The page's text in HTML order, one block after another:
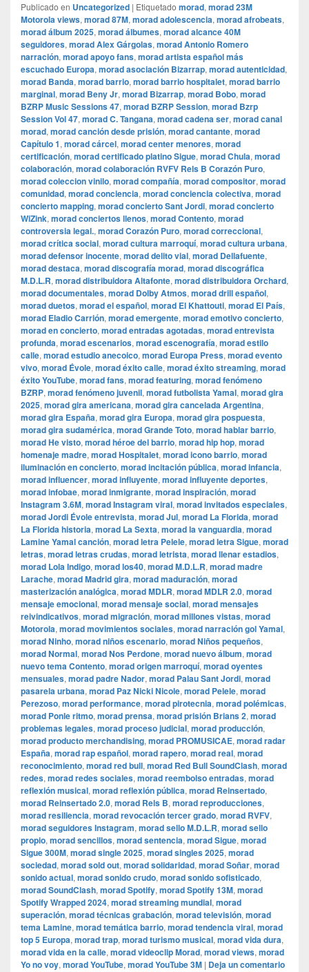
Publicado en Uncategorized | Etiquetado morad, morad 23M
Motorola views, morad 87M, morad adolescencia, morad afrobeats,
morad álbum 2025, morad álbumes, morad alcance 40M
seguidores, morad Alex Gárgolas, morad Antonio Romero
narración, morad apoyo fans, morad artista español más
escuchado Europa, morad asociación Bizarrap, morad autenticidad,
morad Banda, morad barrio, morad barrio hospitalet, morad barrio
marginal, morad Beny Jr, morad Bizarrap, morad Bobo, morad
BZRP Music Sessions 47, morad BZRP Session, morad Bzrp
Session Vol 47, morad C. Tangana, morad cadena ser, morad canal
morad, morad canción desde prisión, morad cantante, morad
Capítulo 1, morad cárcel, morad center menores, morad
certificación, morad certificado platino Sigue, morad Chula, morad
colaboración, morad colaboración RVFV Rels B Corazón Puro,
morad coleccion vinilo, morad compañía, morad compositor, morad
comunidad, morad conciencia, morad conciencia colectiva, morad
concierto mapping, morad concierto Sant Jordi, morad concierto
WiZink, morad conciertos llenos, morad Contento, morad
controversia legal., morad Corazón Puro, morad correccional,
morad crítica social, morad cultura marroquí, morad cultura urbana,
morad defensor inocente, morad delito vial, morad Dellafuente,
morad destaca, morad discografía morad, morad discográfica
M.D.L.R, morad distribuidora Altafonte, morad distribuidora Orchard,
morad documentales, morad Dolby Atmos, morad drill español,
morad duetos, morad el español, morad El Khattouti, morad El País,
morad Eladio Carrión, morad emergente, morad emotivo concierto,
morad en concierto, morad entradas agotadas, morad entrevista
profunda, morad escenarios, morad escenografía, morad estilo
calle, morad estudio anecoico, morad Europa Press, morad evento
vivo, morad Évole, morad éxito calle, morad éxito streaming, morad
éxito YouTube, morad fans, morad featuring, morad fenómeno
BZRP, morad fenómeno juvenil, morad futbolista Yamal, morad gira
2025, morad gira americana, morad gira cancelada Argentina,
morad gira España, morad gira Europa, morad gira pospuesta,
morad gira sudamérica, morad Grande Toto, morad hablar barrio,
morad He visto, morad héroe del barrio, morad hip hop, morad
homenaje madre, morad Hospitalet, morad icono barrio, morad
iluminación en concierto, morad incitación pública, morad infancia,
morad influencer, morad influyente, morad influyente deportes,
morad infobae, morad inmigrante, morad inspiración, morad
Instagram 3.6M, morad Instagram viral, morad invitados especiales,
morad Jordi Évole entrevista, morad Jul, morad La Florida, morad
La Florida historia, morad La Sexta, morad la vanguardia, morad
Lamine Yamal canción, morad letra Pelele, morad letra Sigue, morad
letras, morad letras crudas, morad letrista, morad llenar estadios,
morad Lola Indigo, morad los40, morad M.D.L.R, morad madre
Larache, morad Madrid gira, morad maduración, morad
masterización analógica, morad MDLR, morad MDLR 2.0, morad
mensaje emocional, morad mensaje social, morad mensajes
reivindicativos, morad migración, morad millones vistas, morad
Motorola, morad movimientos sociales, morad narración gol Yamal,
morad Ninho, morad niños escenario, morad Niños pequeños,
morad Normal, morad Nos Perdone, morad nuevo álbum, morad
nuevo tema Contento, morad origen marroquí, morad oyentes
mensuales, morad padre Nador, morad Palau Sant Jordi, morad
pasarela urbana, morad Paz Nicki Nicole, morad Pelele, morad
Perezoso, morad performance, morad pirotecnia, morad polémicas,
morad Ponle ritmo, morad prensa, morad prisión Brians 2, morad
problemas legales, morad proceso judicial, morad producción,
morad producto merchandising, morad PROMUSICAE, morad radar
España, morad rap español, morad rapero, morad real, morad
reconocimiento, morad red bull, morad Red Bull SoundClash, morad
redes, morad redes sociales, morad reembolso entradas, morad
reflexión musical, morad reflexión pública, morad Reinsertado,
morad Reinsertado 2.0, morad Rels B, morad reproducciones,
morad resiliencia, morad revocación tercer grado, morad RVFV,
morad seguidores Instagram, morad sello M.D.L.R, morad sello
propio, morad sencillos, morad sentencia, morad Sigue, morad
Sigue 300M, morad single 2025, morad singles 2025, morad
sociedad, morad sold out, morad solidaridad, morad Soñar, morad
sonido actual, morad sonido crudo, morad sonido sofisticado,
morad SoundClash, morad Spotify, morad Spotify 13M, morad
Spotify Wrapped 2024, morad streaming mundial, morad
superación, morad técnicas grabación, morad televisión, morad
tema Lamine, morad temática barrio, morad tendencia viral, morad
top 5 Europa, morad trap, morad turismo musical, morad vida dura,
morad vida en la calle, morad videocli‏p Morad, morad views, morad
Yo no voy, morad YouTube, morad YouTube 3M | Deja un comentario